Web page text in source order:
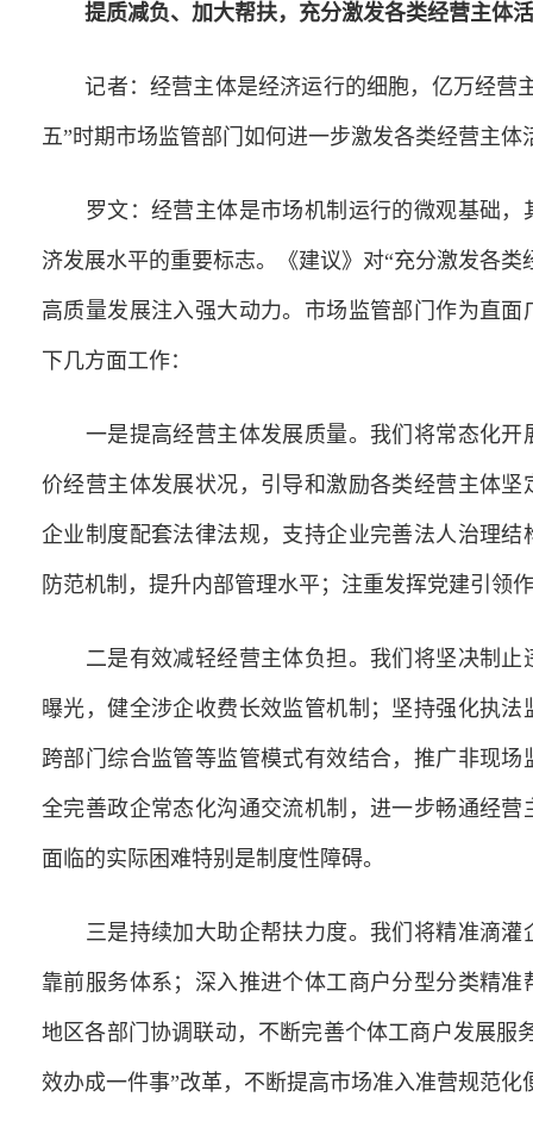
提质减负、加大帮扶，充分激发各类经营主体
记者：经营主体是经济运行的细胞，亿万经营
五”时期市场监管部门如何进一步激发各类经营主体
罗文：经营主体是市场机制运行的微观基础，
济发展水平的重要标志。《建议》对“充分激发各
高质量发展注入强大动力。市场监管部门作为直
下几方面工作：
一是提高经营主体发展质量。我们将常态化开
价经营主体发展状况，引导和激励各类经营主体
企业制度配套法律法规，支持企业完善法人治理
防范机制，提升内部管理水平；注重发挥党建引领
二是有效减轻经营主体负担。我们将坚决制止
曝光，健全涉企收费长效监管机制；坚持强化执
跨部门综合监管等监管模式有效结合，推广非现
全完善政企常态化沟通交流机制，进一步畅通经
面临的实际困难特别是制度性障碍。
三是持续加大助企帮扶力度。我们将精准滴灌
靠前服务体系；深入推进个体工商户分型分类精
地区各部门协调联动，不断完善个体工商户发展服
效办成一件事”改革，不断提高市场准入准营规范